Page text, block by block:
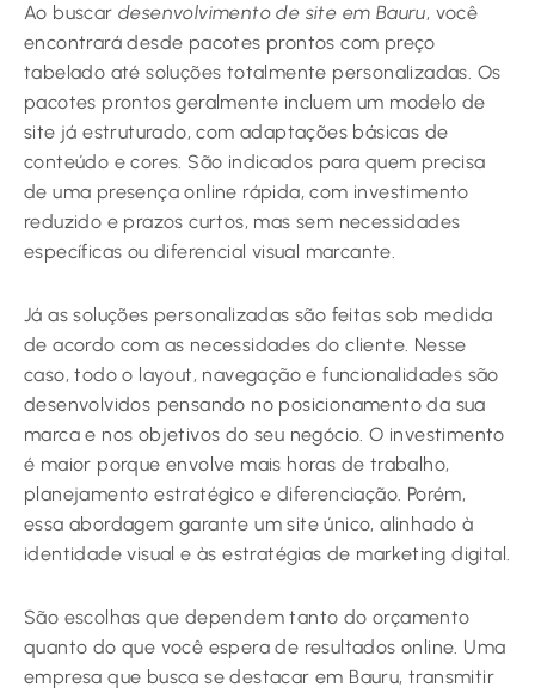
Ao buscar desenvolvimento de site em Bauru, você
encontrará desde pacotes prontos com preço
tabelado até soluções totalmente personalizadas. Os
pacotes prontos geralmente incluem um modelo de
site já estruturado, com adaptações básicas de
conteúdo e cores. São indicados para quem precisa
de uma presença online rápida, com investimento
reduzido e prazos curtos, mas sem necessidades
específicas ou diferencial visual marcante.
Já as soluções personalizadas são feitas sob medida
de acordo com as necessidades do cliente. Nesse
caso, todo o layout, navegação e funcionalidades são
desenvolvidos pensando no posicionamento da sua
marca e nos objetivos do seu negócio. O investimento
é maior porque envolve mais horas de trabalho,
planejamento estratégico e diferenciação. Porém,
essa abordagem garante um site único, alinhado à
identidade visual e às estratégias de marketing digital.
São escolhas que dependem tanto do orçamento
quanto do que você espera de resultados online. Uma
empresa que busca se destacar em Bauru, transmitir